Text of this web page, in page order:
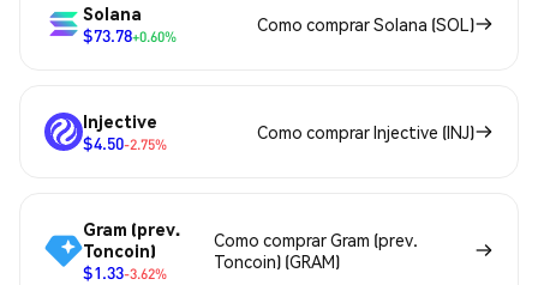
Solana
$73.78+0.60%
Como comprar Solana (SOL)
Injective
$4.50-2.75%
Como comprar Injective (INJ)
Gram (prev.
Toncoin)
$1.33-3.62%
Como comprar Gram (prev.
Toncoin) (GRAM)